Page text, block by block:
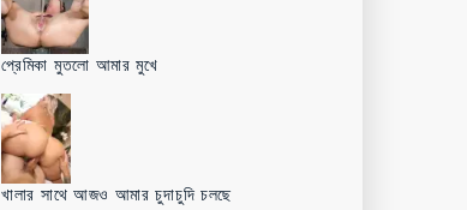
প্রেমিকা মুতলো আমার মুখে
খালার সাথে আজও আমার চুদাচুদি চলছে